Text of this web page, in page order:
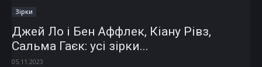
Зірки
Джей Ло і Бен Аффлек, Кіану Рівз,
Сальма Гаєк: усі зірки...
05.11.2023